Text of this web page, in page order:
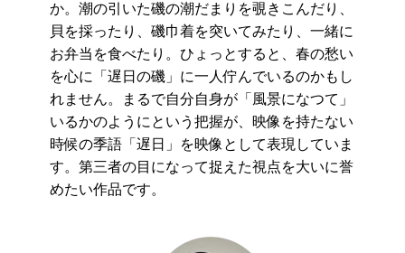
か。潮の引いた磯の潮だまりを覗きこんだり、
貝を採ったり、磯巾着を突いてみたり、一緒に
お弁当を食べたり。ひょっとすると、春の愁い
を心に「遅日の磯」に一人佇んでいるのかもし
れません。まるで自分自身が「風景になつて」
いるかのようにという把握が、映像を持たない
時候の季語「遅日」を映像として表現していま
す。第三者の目になって捉えた視点を大いに誉
めたい作品です。